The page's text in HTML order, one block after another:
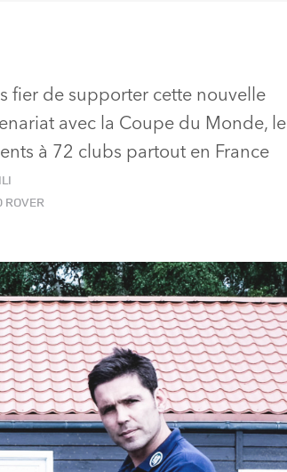
fier de supporter cette nouvelle
avec la Coupe du Monde, le
à 72 clubs partout en France